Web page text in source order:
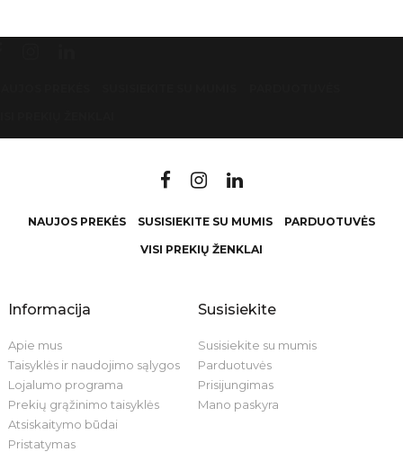
NAUJOS PREKĖS SUSISIEKITE SU MUMIS PARDUOTUVĖS
VISI PREKIŲ ŽENKLAI
Informacija
Apie mus
Taisyklės ir naudojimo sąlygos
Lojalumo programa
Prekių grąžinimo taisyklės
Atsiskaitymo būdai
Pristatymas
Susisiekite
Susisiekite su mumis
Parduotuvės
Prisijungimas
Mano paskyra